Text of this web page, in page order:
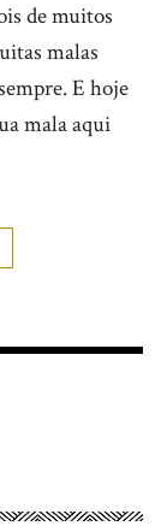
de muitos
malas
E hoje
mala aqui